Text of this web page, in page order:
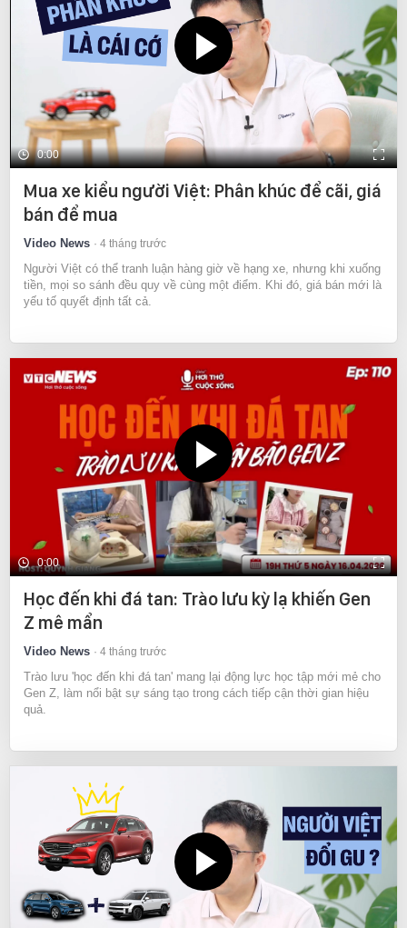
0:00
Mua xe kiểu người Việt: Phân khúc để cãi, giá
bán để mua
Video News 4 tháng trước
Người Việt có thể tranh luận hàng giờ về hạng xe, nhưng khi xuống
tiền, mọi so sánh đều quy về cùng một điểm. Khi đó, giá bán mới là
yếu tố quyết định tất cả.
0:00
Học đến khi đá tan: Trào lưu kỳ lạ khiến Gen
Z mê mẩn
Video News 4 tháng trước
Trào lưu 'học đến khi đá tan' mang lại động lực học tập mới mẻ cho
Gen Z, làm nổi bật sự sáng tạo trong cách tiếp cận thời gian hiệu
quả.